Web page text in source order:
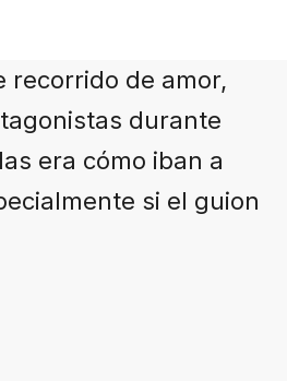
recorrido de amor,
durante
era cómo iban a
si el guion